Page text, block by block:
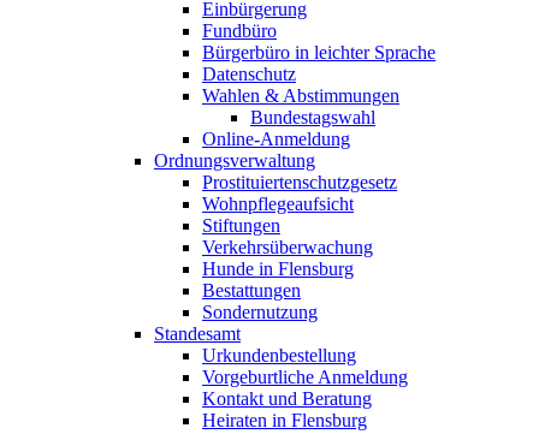
Einbürgerung
Fundbüro
Bürgerbüro in leichter Sprache
Datenschutz
Wahlen & Abstimmungen
Bundestagswahl
Online-Anmeldung
Ordnungsverwaltung
Prostituiertenschutzgesetz
Wohnpflegeaufsicht
Stiftungen
Verkehrsüberwachung
Hunde in Flensburg
Bestattungen
Sondernutzung
Standesamt
Urkundenbestellung
Vorgeburtliche Anmeldung
Kontakt und Beratung
Heiraten in Flensburg